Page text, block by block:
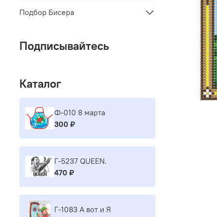
Подбор Бисера
Подписывайтесь
Каталог
Ф-010 8 марта
300 ₽
Г-5237 QUEEN.
470 ₽
Г-1083 А вот и Я